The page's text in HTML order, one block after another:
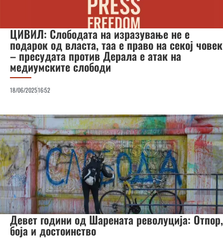
ЦИВИЛ: Слободата на изразување не е
подарок од власта, таа е право на секој човек
– пресудата против Дерала е атак на
медиумските слободи
18/06/202516:52
Девет години од Шарената револуција: Отпор,
боја и достоинство